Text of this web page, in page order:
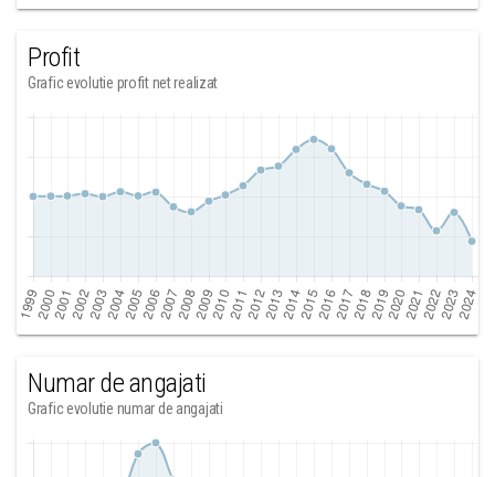
Profit
Grafic evolutie profit net realizat
Numar de angajati
Grafic evolutie numar de angajati